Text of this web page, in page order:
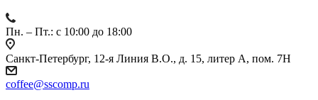
Пн. – Пт.: с 10:00 до 18:00
Санкт-Петербург, 12-я Линия В.О., д. 15, литер А, пом. 7Н
coffee@sscomp.ru